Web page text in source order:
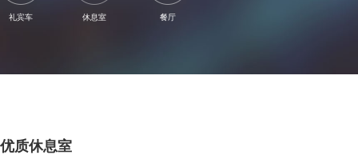
礼宾车 休息室 餐厅
优质休息室